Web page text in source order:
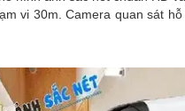
sát hỗ trợ lưu trữ